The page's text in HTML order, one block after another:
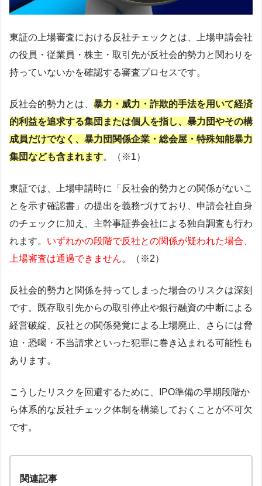
東証の上場審査における反社チェックとは、上場申請会社
の役員・従業員・株主・取引先が反社会的勢力と関わりを
持っていないかを確認する審査プロセスです。
反社会的勢力とは、 暴力・威力・詐欺的手法を用いて経済
的利益を追求する集団または個人を指し、暴力団やその構
成員だけでなく、暴力団関係企業・総会屋・特殊知能暴力
集団なども含まれます。（※1）
東証では、上場申請時に「反社会的勢力との関係がないこ
とを示す確認書」の提出を義務づけており、申請会社自身
のチェックに加え、主幹事証券会社による独自調査も行わ
れます。 いずれかの段階で反社との関係が疑われた場合、
上場審査は通過できません。（※2）
反社会的勢力と関係を持ってしまった場合のリスクは深刻
です。既存取引先からの取引停止や銀行融資の中断による
経営破綻、反社との関係発覚による上場廃止、さらには脅
迫・恐喝・不当請求といった犯罪に巻き込まれる可能性も
あります。
こうしたリスクを回避するために、IPO準備の早期段階か
ら体系的な反社チェック体制を構築しておくことが不可欠
です。
関連記事